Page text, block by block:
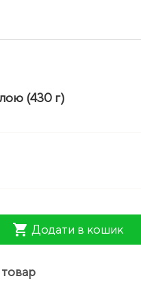
(430 г)
shopping_cart Додати в кошик